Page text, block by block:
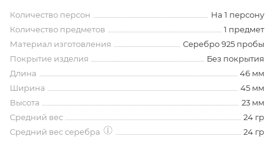
Количество персон
На 1 персону
Количество предметов
1 предмет
Материал изготовления
Серебро 925 пробы
Покрытие изделия
Без покрытия
Длина
46 мм
Ширина
45 мм
Высота
23 мм
Средний вес
24 гр
Средний вес серебра
24 гр